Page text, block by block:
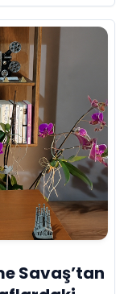
Savaş’tan